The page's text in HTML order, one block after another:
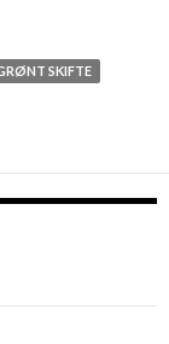
SKIFTE